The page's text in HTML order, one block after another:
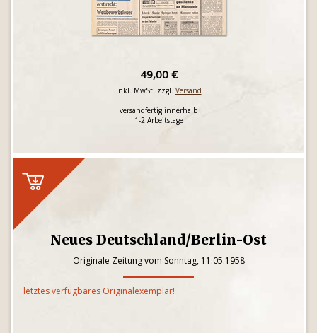
49,00 €
inkl. MwSt. zzgl. Versand
versandfertig innerhalb
1-2 Arbeitstage
Neues Deutschland/Berlin-Ost
Originale Zeitung vom Sonntag, 11.05.1958
letztes verfügbares Originalexemplar!